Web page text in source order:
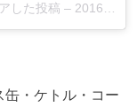
した投稿 – 2016 12月 25 12:12午前 PST
・ケトル・コー